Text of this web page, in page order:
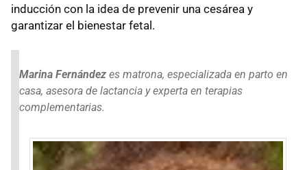
inducción con la idea de prevenir una cesárea y
garantizar el bienestar fetal.
Marina Fernández es matrona, especializada en parto en
casa, asesora de lactancia y experta en terapias
complementarias.